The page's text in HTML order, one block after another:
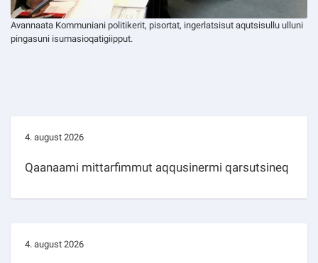
Avannaata Kommuniani politikerit, pisortat, ingerlatsisut aqutsisullu ulluni
pingasuni isumasioqatigiipput.
4. august 2026
Qaanaami mittarfimmut aqqusinermi qarsutsineq
4. august 2026